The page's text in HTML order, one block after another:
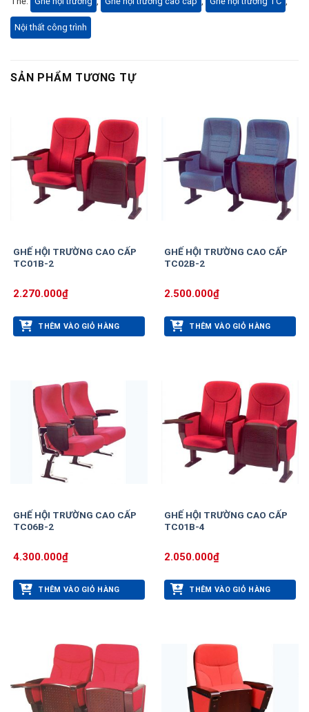
Nội thất công trình
SẢN PHẨM TƯƠNG TỰ
GHẾ HỘI TRƯỜNG CAO CẤP
TC01B-2
2.270.000₫
THÊM VÀO GIỎ HÀNG
GHẾ HỘI TRƯỜNG CAO CẤP
TC02B-2
2.500.000₫
THÊM VÀO GIỎ HÀNG
GHẾ HỘI TRƯỜNG CAO CẤP
TC06B-2
4.300.000₫
THÊM VÀO GIỎ HÀNG
GHẾ HỘI TRƯỜNG CAO CẤP
TC01B-4
2.050.000₫
THÊM VÀO GIỎ HÀNG